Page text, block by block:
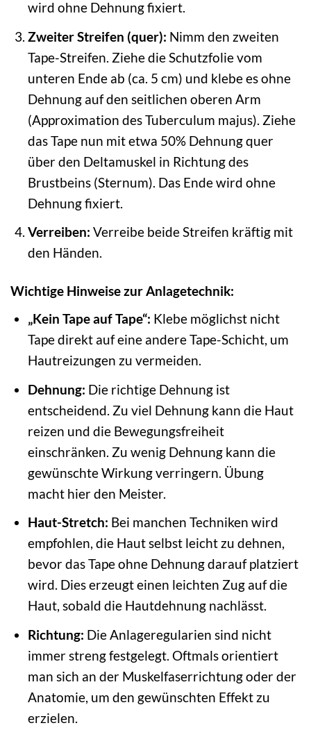
wird ohne Dehnung fixiert.
Zweiter Streifen (quer): Nimm den zweiten
Tape-Streifen. Ziehe die Schutzfolie vom
unteren Ende ab (ca. 5 cm) und klebe es ohne
Dehnung auf den seitlichen oberen Arm
(Approximation des Tuberculum majus). Ziehe
das Tape nun mit etwa 50% Dehnung quer
über den Deltamuskel in Richtung des
Brustbeins (Sternum). Das Ende wird ohne
Dehnung fixiert.
Verreiben: Verreibe beide Streifen kräftig mit
den Händen.
Wichtige Hinweise zur Anlagetechnik:
„Kein Tape auf Tape“: Klebe möglichst nicht
Tape direkt auf eine andere Tape-Schicht, um
Hautreizungen zu vermeiden.
Dehnung: Die richtige Dehnung ist
entscheidend. Zu viel Dehnung kann die Haut
reizen und die Bewegungsfreiheit
einschränken. Zu wenig Dehnung kann die
gewünschte Wirkung verringern. Übung
macht hier den Meister.
Haut-Stretch: Bei manchen Techniken wird
empfohlen, die Haut selbst leicht zu dehnen,
bevor das Tape ohne Dehnung darauf platziert
wird. Dies erzeugt einen leichten Zug auf die
Haut, sobald die Hautdehnung nachlässt.
Richtung: Die Anlageregularien sind nicht
immer streng festgelegt. Oftmals orientiert
man sich an der Muskelfaserrichtung oder der
Anatomie, um den gewünschten Effekt zu
erzielen.